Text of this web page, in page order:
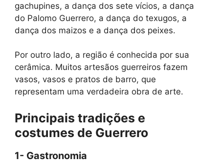
gachupines, a dança dos sete vícios, a dança
do Palomo Guerrero, a dança do texugos, a
dança dos maizos e a dança dos peixes.
Por outro lado, a região é conhecida por sua
cerâmica. Muitos artesãos guerreiros fazem
vasos, vasos e pratos de barro, que
representam uma verdadeira obra de arte.
Principais tradições e
costumes de Guerrero
1- Gastronomia